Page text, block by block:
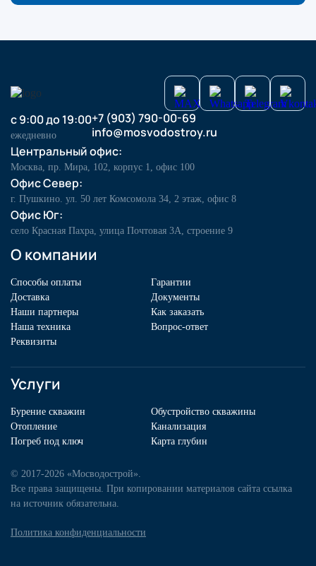
О компании
Способы оплаты
Гарантии
Доставка
Документы
Наши партнеры
Как заказать
Наша техника
Вопрос-ответ
Реквизиты
Услуги
Бурение скважин
Обустройство скважины
Отопление
Канализация
Погреб под ключ
Карта глубин
с 9:00 до 19:00
ежедневно
+7 (903) 790-00-69
info@mosvodostroy.ru
Центральный офис:
Москва, пр. Мира, 102, корпус 1, офис 100
Офис Север:
г. Пушкино. ул. 50 лет Комсомола 34, 2 этаж, офис 8
Офис Юг:
село Красная Пахра, улица Почтовая 3А, строение 9
© 2017-2026 «Мосводострой».
Все права защищены. При копировании материалов сайта ссылка
на источник обязательна.
Политика конфиденциальности